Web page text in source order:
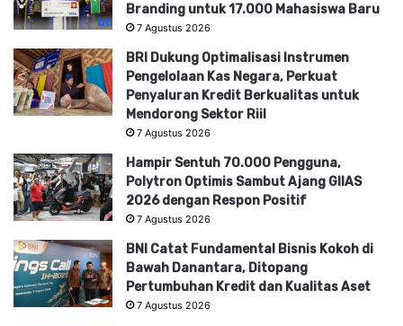
Branding untuk 17.000 Mahasiswa Baru
7 Agustus 2026
BRI Dukung Optimalisasi Instrumen
Pengelolaan Kas Negara, Perkuat
Penyaluran Kredit Berkualitas untuk
Mendorong Sektor Riil
7 Agustus 2026
Hampir Sentuh 70.000 Pengguna,
Polytron Optimis Sambut Ajang GIIAS
2026 dengan Respon Positif
7 Agustus 2026
BNI Catat Fundamental Bisnis Kokoh di
Bawah Danantara, Ditopang
Pertumbuhan Kredit dan Kualitas Aset
7 Agustus 2026